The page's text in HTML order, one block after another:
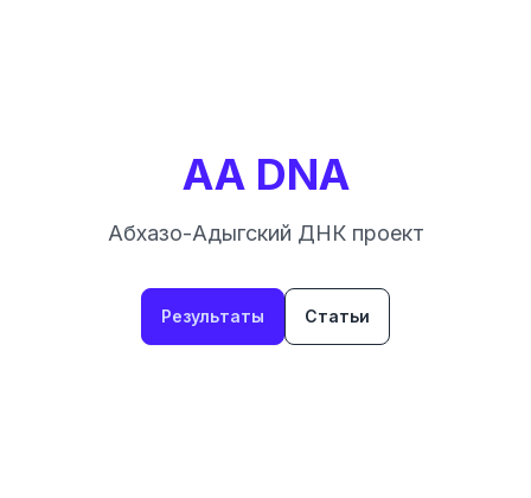
AA DNA
Абхазо-Адыгский ДНК проект
Результаты Статьи